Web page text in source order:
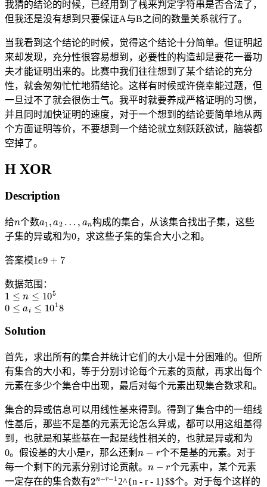
我猜的结论的时候，已经用到了栈来判定字符串是否合法了，
但我还是没有想到只要保证A与B之间的数量关系就行了。
当我看到这个结论的时候，觉得这个结论十分简单。但证明起
来却发现，充分性很容易想到，必要性的构造却是要花一番功
夫才能证明出来的。比赛中我们往往想到了某个结论的充分
性，就会匆匆忙忙地猜结论。这样有时候或许侥幸能过题，但
一旦过不了就会很伤士气。我平时就要养成严格证明的习惯，
并且同时加快证明的速度，对于一个想到的结论要简单地从两
个方面证明等价，不要想到一个结论就立刻跃跃欲试，脑袋都
空掉了。
H XOR
Description
给 个数a
构成的集合，从该集合找出子集，这些
子集的异或和为0，求这些子集的集合大小之和。
答案模1 9 +
数据范围：
1≤n≤105
0 ≤a ≤ 1018
Solution
首先，求出所有的集合并统计它们的大小是十分困难的。但所
有集合的大小和，等于分别讨论每个元素的贡献，再求出每个
元素在多少个集合中出现，最后对每个元素出现集合数求和。
集合的异或信息可以用线性基来得到。得到了集合中的一组线
性基后，那些不是基的元素无论怎么异或，都可以用这组基得
到，也就是和某些基在一起是线性相关的，也就是异或和为
0。假设基的大小是 ，那么还剩
个不是基的元素。对于
每一个剩下的元素分别讨论贡献。
个元素中，某个元素
一定存在的集合数有2n −r − 1
2^{n - r - 1}$$个。对于每个这样的